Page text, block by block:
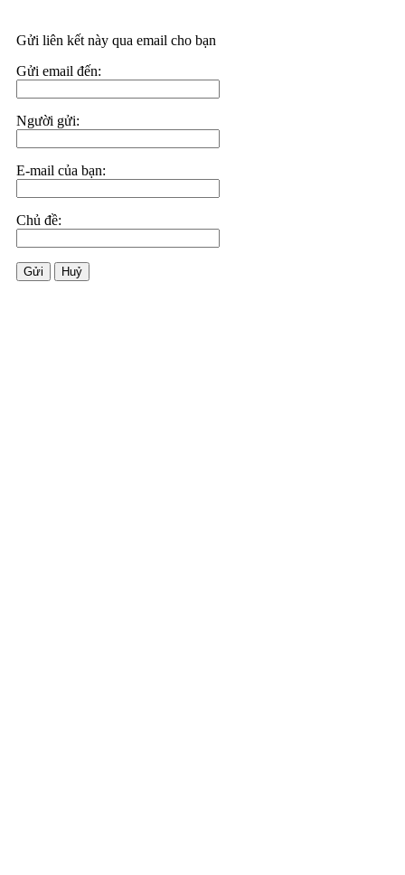
Gửi liên kết này qua email cho bạn
Gửi email đến:
Người gửi:
E-mail của bạn:
Chủ đề:
Gửi Huỷ